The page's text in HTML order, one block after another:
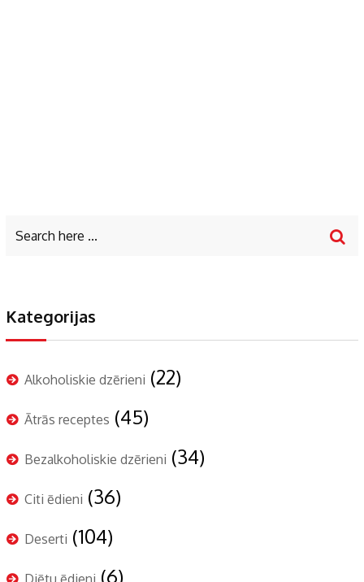
Kategorijas
Alkoholiskie dzērieni (22)
Ātrās receptes (45)
Bezalkoholiskie dzērieni (34)
Citi ēdieni (36)
Deserti (104)
Diētu ēdieni (6)